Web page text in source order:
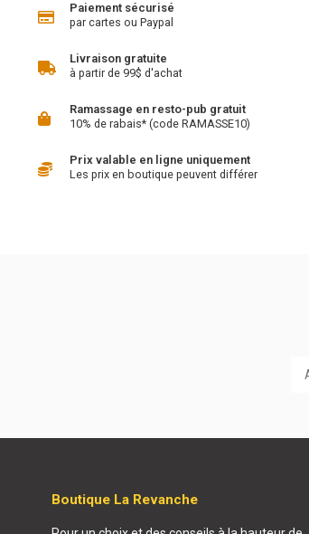
Paiement sécurisé
par cartes ou Paypal
Livraison gratuite
à partir de 99$ d'achat
Ramassage en resto-pub gratuit
10% de rabais* (code RAMASSE10)
Prix valable en ligne uniquement
Les prix en boutique peuvent différer
Boutique La Revanche